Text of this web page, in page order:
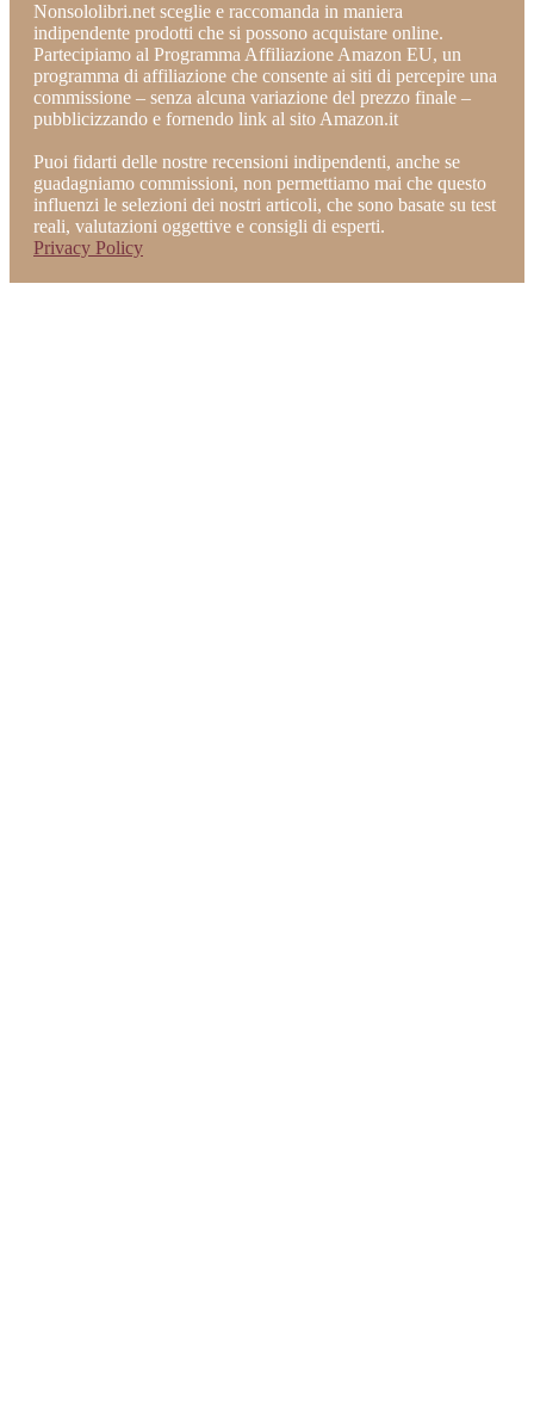
Nonsololibri.net sceglie e raccomanda in maniera
indipendente prodotti che si possono acquistare online.
Partecipiamo al Programma Affiliazione Amazon EU, un
programma di affiliazione che consente ai siti di percepire una
commissione – senza alcuna variazione del prezzo finale –
pubblicizzando e fornendo link al sito Amazon.it
Puoi fidarti delle nostre recensioni indipendenti, anche se
guadagniamo commissioni, non permettiamo mai che questo
influenzi le selezioni dei nostri articoli, che sono basate su test
reali, valutazioni oggettive e consigli di esperti.
Privacy Policy